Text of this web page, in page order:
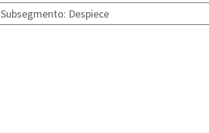
Subsegmento: Despiece